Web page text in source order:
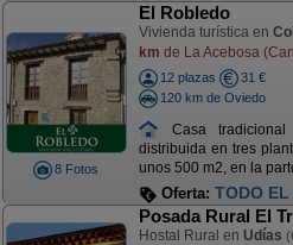
8 Fotos
El Robledo
Vivienda turística en
km de La Acebosa
12 plazas
31 €
120 km de Oviedo
Casa
distribuida en tres
unos 500 m2, en la
Oferta: TODO EL
Posada Rural El
Hostal Rural en Udías